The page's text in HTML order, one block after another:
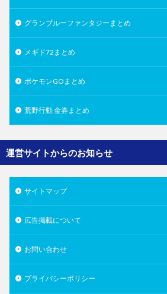
グランブルーファンタジーまとめ
メギド72まとめ
ポケモンGOまとめ
荒野行動 金券まとめ
運営サイトからのお知らせ
サイトマップ
広告掲載について
お問い合わせ
プライバシーポリシー